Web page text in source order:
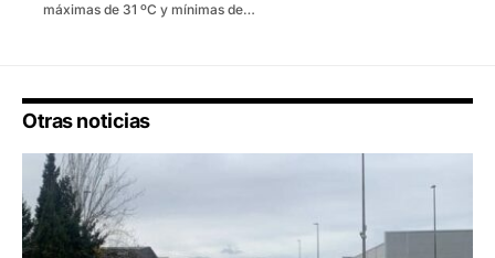
máximas de 31 ºC y mínimas de…
Otras noticias